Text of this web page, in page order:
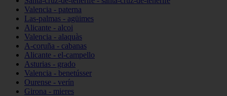
Valencia - paterna
Las-palmas - agüimes
Alicante - alcoi
Valencia - alaquàs
A-coruña - cabanas
Alicante - el-campello
Asturias - grado
Valencia - benetússer
Ourense - verín
Girona - mieres